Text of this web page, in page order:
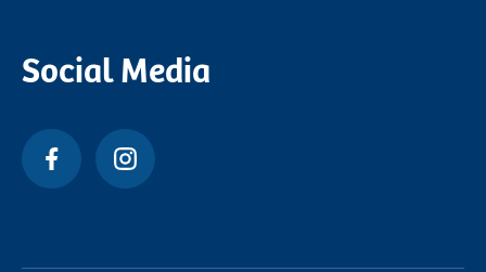
Social Media